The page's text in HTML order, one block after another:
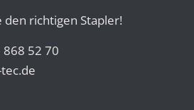
den richtigen Stapler!
868 52 70